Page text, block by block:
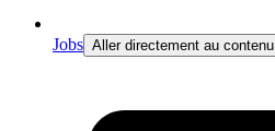
Jobs Aller directement au contenu